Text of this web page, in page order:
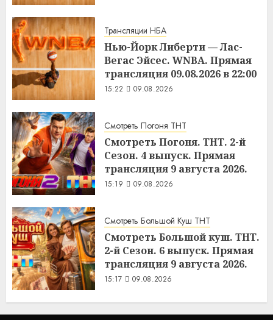
Трансляции НБА
Нью-Йорк Либерти — Лас-
Вегас Эйсес. WNBA. Прямая
трансляция 09.08.2026 в 22:00
15:22 09.08.2026
Смотреть Погоня ТНТ
Смотреть Погоня. ТНТ. 2-й
Сезон. 4 выпуск. Прямая
трансляция 9 августа 2026.
15:19 09.08.2026
Смотреть Большой Куш ТНТ
Смотреть Большой куш. ТНТ.
2-й Сезон. 6 выпуск. Прямая
трансляция 9 августа 2026.
15:17 09.08.2026